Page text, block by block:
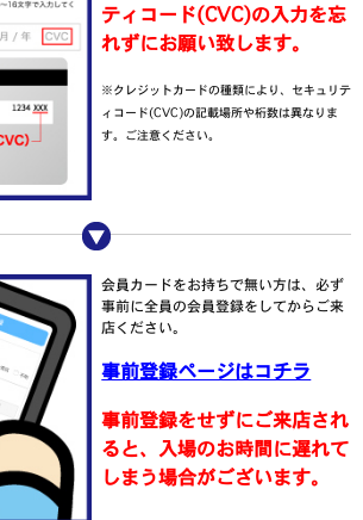
ティコード(CVC)の入力を忘
れずにお願い致します。
※クレジットカードの種類により、セキュリテ
ィコード(CVC)の記載場所や桁数は異なりま
す。ご注意ください。
会員カードをお持ちで無い方は、必ず
事前に全員の会員登録をしてからご来
店ください。
事前登録ページはコチラ
事前登録をせずにご来店され
ると、入場のお時間に遅れて
しまう場合がございます。